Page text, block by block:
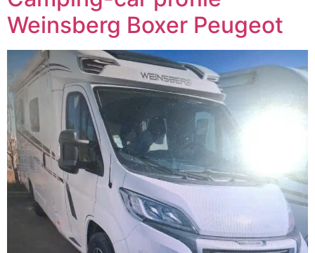
Weinsberg Boxer Peugeot